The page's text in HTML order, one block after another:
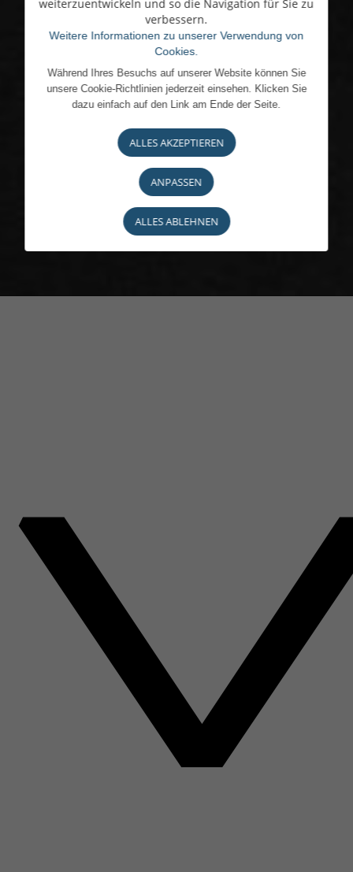
weiterzuentwickeln und so die Navigation für Sie zu
verbessern.
Weitere Informationen zu unserer Verwendung von
Cookies.
Während Ihres Besuchs auf unserer Website können Sie
unsere Cookie-Richtlinien jederzeit einsehen. Klicken Sie
dazu einfach auf den Link am Ende der Seite.
ALLES AKZEPTIEREN
ANPASSEN
ALLES ABLEHNEN